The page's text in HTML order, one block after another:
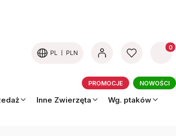
PL PLN
PROMOCJE NOWOŚCI
Inne Zwierzęta Wg. ptaków